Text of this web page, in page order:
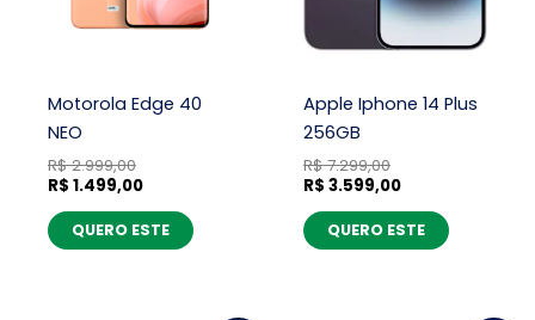
Motorola Edge 40
NEO
R$2.999,00
R$ 1.499,00
QUERO ESTE
Apple Iphone 14 Plus
256GB
R$7.299,00
R$ 3.599,00
QUERO ESTE